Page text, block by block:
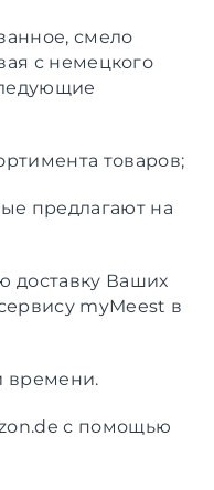
смело
с немецкого
товаров;
предлагают на
доставку Ваших
myMeest в
времени.
с помощью